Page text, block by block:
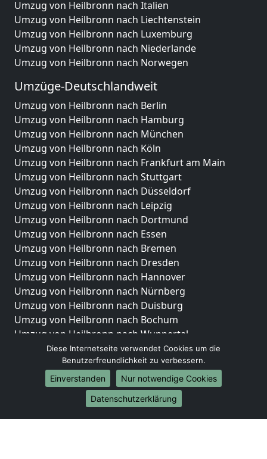
Umzug von Heilbronn nach Italien
Umzug von Heilbronn nach Liechtenstein
Umzug von Heilbronn nach Luxemburg
Umzug von Heilbronn nach Niederlande
Umzug von Heilbronn nach Norwegen
Umzüge-Deutschlandweit
Umzug von Heilbronn nach Berlin
Umzug von Heilbronn nach Hamburg
Umzug von Heilbronn nach München
Umzug von Heilbronn nach Köln
Umzug von Heilbronn nach Frankfurt am Main
Umzug von Heilbronn nach Stuttgart
Umzug von Heilbronn nach Düsseldorf
Umzug von Heilbronn nach Leipzig
Umzug von Heilbronn nach Dortmund
Umzug von Heilbronn nach Essen
Umzug von Heilbronn nach Bremen
Umzug von Heilbronn nach Dresden
Umzug von Heilbronn nach Hannover
Umzug von Heilbronn nach Nürnberg
Umzug von Heilbronn nach Duisburg
Umzug von Heilbronn nach Bochum
Umzug von Heilbronn nach Wuppertal
Umzug von Heilbronn nach Bielefeld
Umzug von Heilbronn nach Bonn
Umzug von Heilbronn nach Münster
Internationale-Umzüge
Umzug von Heilbronn nach Brasilien
Diese Internetseite verwendet Cookies um die
Benutzerfreundlichkeit zu verbessern.
Einverstanden
Nur notwendige Cookies
Datenschutzerklärung